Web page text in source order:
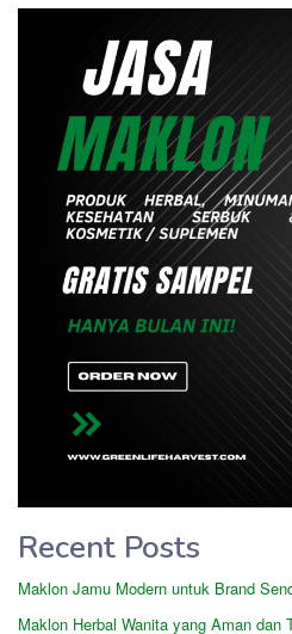
Recent Posts
Maklon Jamu Modern untuk Brand
Maklon Herbal Wanita yang Aman dan